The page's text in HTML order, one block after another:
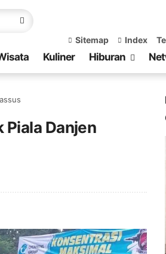
Sitemap Index
Kuliner Hiburan
Piala Danjen